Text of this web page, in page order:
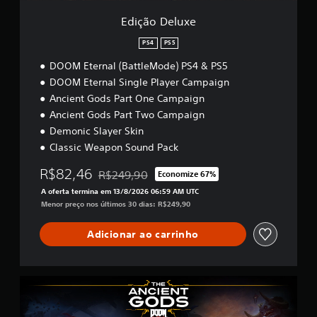
Edição Deluxe
PS4 PS5
DOOM Eternal (BattleMode) PS4 & PS5
DOOM Eternal Single Player Campaign
Ancient Gods Part One Campaign
Ancient Gods Part Two Campaign
Demonic Slayer Skin
Classic Weapon Sound Pack
R$82,46 Desconto aplicado no preço original de
R$249,90 Economize 67%
A oferta termina em 13/8/2026 06:59 AM UTC
Menor preço nos últimos 30 dias: R$249,90
Adicionar ao carrinho
m
s
ã
o
c
m
u
i
c
a
d
a
i
u
i
r
o
s
s
n
s
o
s
e
u
r
o
.
e
l
(
b
á
s
i
a
S
e
V
o
c
p
o
d
v
r
a
s
n
r
a